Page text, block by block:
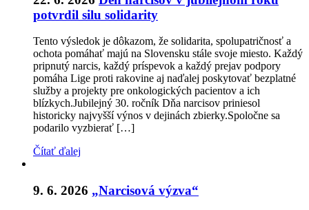
potvrdil silu solidarity
Tento výsledok je dôkazom, že solidarita, spolupatričnosť a
ochota pomáhať majú na Slovensku stále svoje miesto. Každý
pripnutý narcis, každý príspevok a každý prejav podpory
pomáha Lige proti rakovine aj naďalej poskytovať bezplatné
služby a projekty pre onkologických pacientov a ich
blízkych.Jubilejný 30. ročník Dňa narcisov priniesol
historicky najvyšší výnos v dejinách zbierky.Spoločne sa
podarilo vyzbierať […]
Čítať ďalej
9. 6. 2026 „Narcisová výzva“